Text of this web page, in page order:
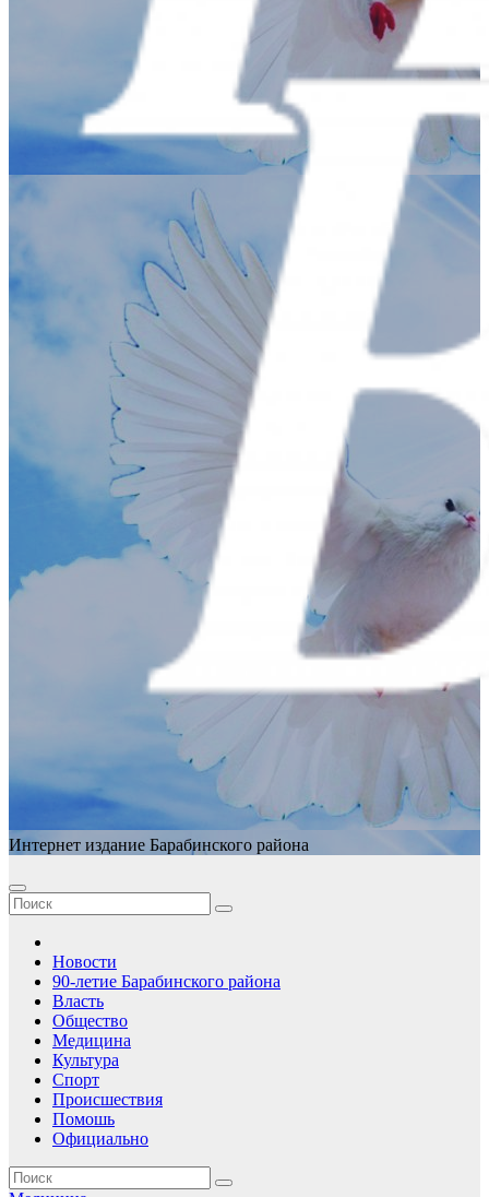
Интернет издание Барабинского района
Новости
90-летие Барабинского района
Власть
Общество
Медицина
Культура
Спорт
Происшествия
Помошь
Официально